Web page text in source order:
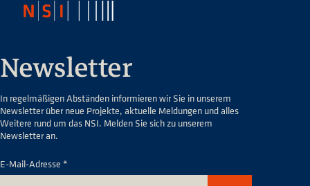
Newsletter
In regelmäßigen Abständen informieren wir Sie in unserem
Newsletter über neue Projekte, aktuelle Meldungen und alles
Weitere rund um das NSI. Melden Sie sich zu unserem
Newsletter an.
E-Mail-Adresse *